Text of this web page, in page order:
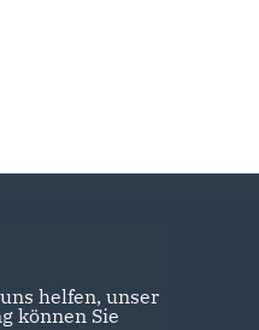
helfen, unser
können Sie